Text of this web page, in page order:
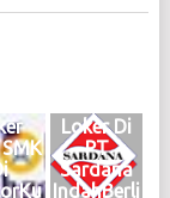
Loker Di
PT
Sardana
IndahBerli